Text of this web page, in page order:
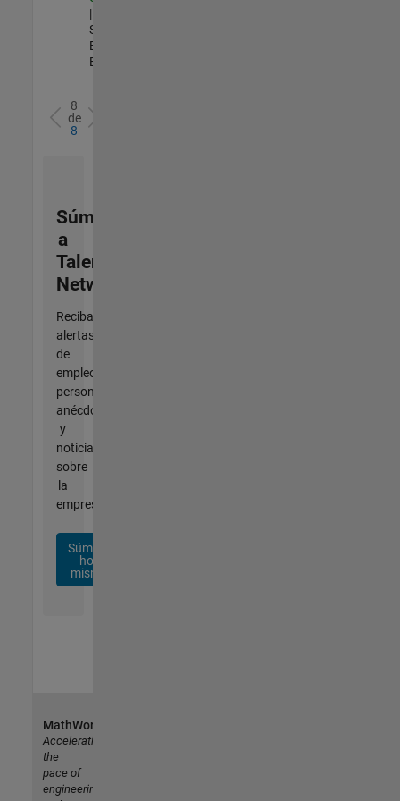
| Technical
Sales
Engineering |
Experimentado
8
de
8
Súmese
a
Talent
Network
Reciba
alertas
de
empleo
personalizadas,
anécdotas
y
noticias
sobre
la
empresa.
Súmese
hoy
mismo
MathWorks
Accelerating
the
pace of
engineering